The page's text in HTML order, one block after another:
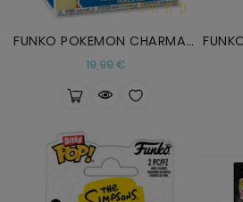
FUNKO POKEMON CHARMANDER
19,99 €Precio